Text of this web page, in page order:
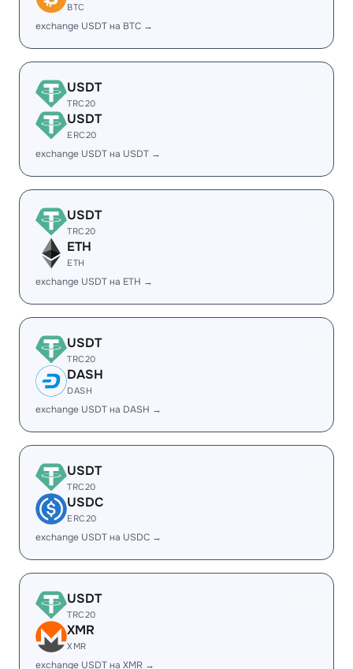
BTC
exchange USDT на BTC →
USDT
TRC20
USDT
ERC20
exchange USDT на USDT →
USDT
TRC20
ETH
ETH
exchange USDT на ETH →
USDT
TRC20
DASH
DASH
exchange USDT на DASH →
USDT
TRC20
USDC
ERC20
exchange USDT на USDC →
USDT
TRC20
XMR
XMR
exchange USDT на XMR →